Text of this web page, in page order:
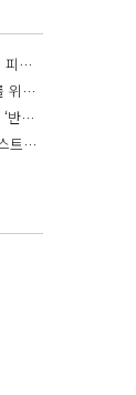
랑데뷰 드 라 무지크 페스티벌 예술감독 피아니스트 김혜진, 5년간의 여정을 돌아보며
연출가 김지선 & 배우 김조민, 너와 나를 위한 ‘모두의 숲’에서 만나는 동심
바리톤 김기훈 & 최인식, 바그너를 향한 ‘반지 원정대’를 앞두고
COVER STORY 지휘자·국립심포니오케스트라 제8대 음악감독 로베르토 아바도